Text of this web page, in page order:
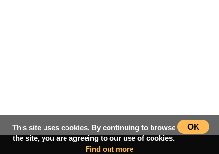
OK
This site uses cookies. By continuing to browse
the site, you are agreeing to our use of cookies.
Find out more